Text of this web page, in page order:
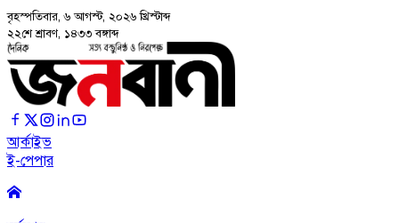
বৃহস্পতিবার, ৬ আগস্ট, ২০২৬ খ্রিস্টাব্দ
২২শে শ্রাবণ, ১৪৩৩ বঙ্গাব্দ
আর্কাইভ
ই-পেপার